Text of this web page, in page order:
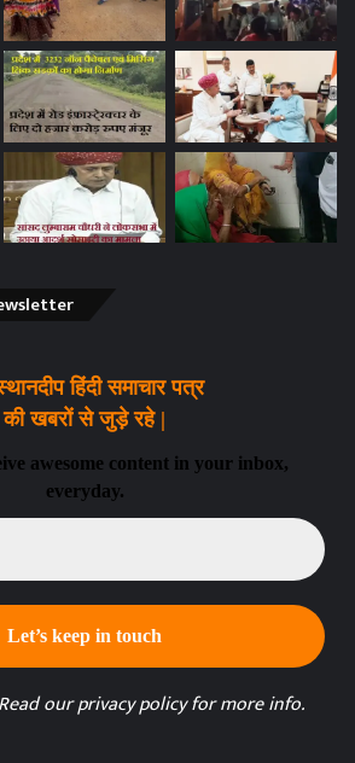
हिंदी समाचार पत्र
की खबरों से जुड़े रहे |
awesome content in your inbox,
everyday.
ourprivacy policyfor more info.